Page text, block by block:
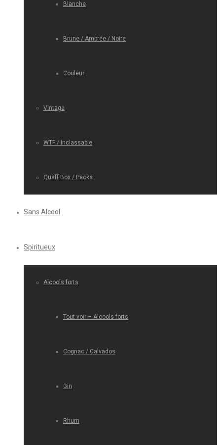
Blanche
Brune / Ambrée / Noire
Couleur
Vintage
WTF / Inclassable
Quaff Box / Packs
Sans Alcool
Spiritueux
Alcools forts
Tout voir – Alcools forts
Cognac / Calvados
Gin
Rhum